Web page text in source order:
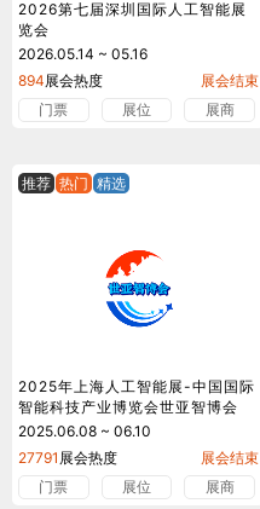
2026第七届深圳国际人工智能展
览会
2026.05.14 ~ 05.16
894展会热度
展会结束
门票
展位 展商
推荐 热门 精选
2025年上海人工智能展-中国国际
智能科技产业博览会世亚智博会
2025.06.08 ~ 06.10
27791 展会热度
展会结束
门票
展位 展商